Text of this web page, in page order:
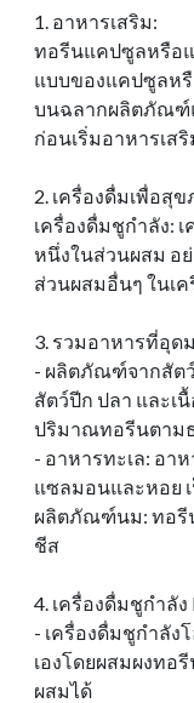
1. อาหารเสริม:
ทอรีนแคปซูลหรือ
แบบของแคปซูลห
บนฉลากผลิตภัณฑ์
ก่อนเริ่มอาหารเส
2. เครื่องดื่มเพื่อสุข
เครื่องดื่มชูกําลัง:
หนึ่งในส่วนผสม อย่
ส่วนผสมอื่นๆ ในเ
3. รวมอาหารที่อุด
- ผลิตภัณฑ์จากสัต
สัตว์ปีก ปลา และเ
ปริมาณทอรีนตาม
- อาหารทะเล: อา
แซลมอนและหอย
ผลิตภัณฑ์นม: ทอรี
ชีส
4. เครื่องดื่มชูกําลัง
- เครื่องดื่มชูกําลัง
เองโดยผสมผงท
ผสมได้